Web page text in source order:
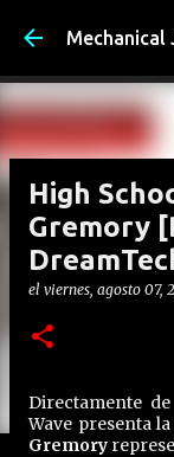
Mechanical
High
Gremory
el viernes, agosto 07,
Directamente de
Wave presenta
Gremory